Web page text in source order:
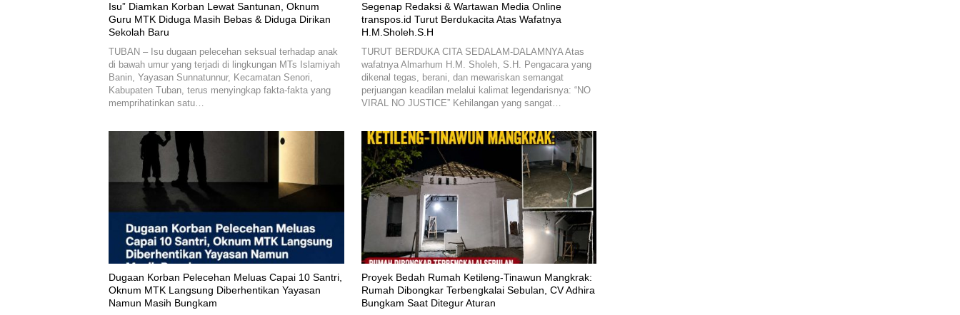
‎Isu” Diamkan Korban Lewat Santunan, Oknum
Guru MTK Diduga Masih Bebas & Diduga Dirikan
Sekolah Baru
TUBAN – Isu dugaan pelecehan seksual terhadap anak
di bawah umur yang terjadi di lingkungan MTs Islamiyah
Banin, Yayasan Sunnatunnur, Kecamatan Senori,
Kabupaten Tuban, terus menyingkap fakta-fakta yang
memprihatinkan satu…
Segenap Redaksi & Wartawan Media Online
transpos.id Turut Berdukacita Atas Wafatnya
H.M.Sholeh.S.H
TURUT BERDUKA CITA SEDALAM-DALAMNYA Atas
wafatnya Almarhum H.M. Sholeh, S.H. Pengacara yang
dikenal tegas, berani, dan mewariskan semangat
perjuangan keadilan melalui kalimat legendarisnya: “NO
VIRAL NO JUSTICE” Kehilangan yang sangat…
‎Dugaan Korban Pelecehan Meluas Capai 10 Santri,
Oknum MTK Langsung Diberhentikan Yayasan
Namun Masih Bungkam
Proyek Bedah Rumah Ketileng-Tinawun Mangkrak:
Rumah Dibongkar Terbengkalai Sebulan, CV Adhira
Bungkam Saat Ditegur Aturan